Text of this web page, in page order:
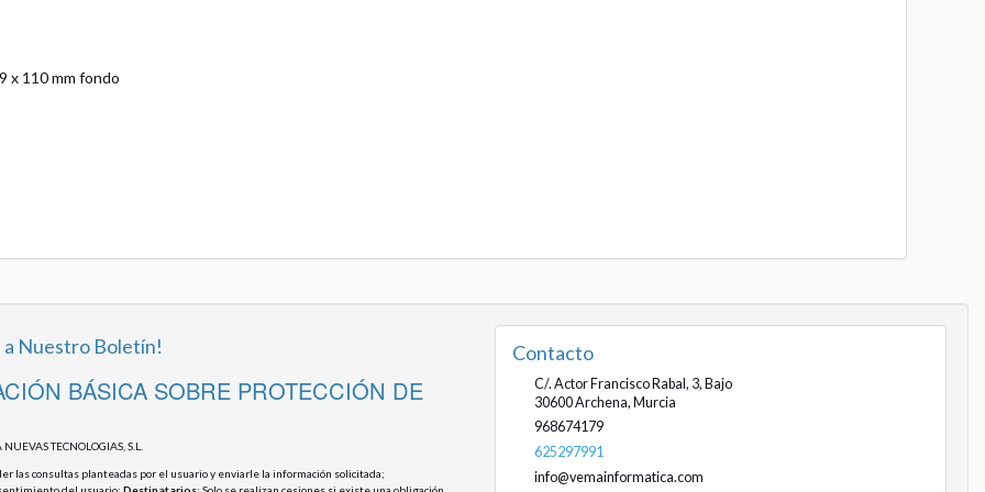
x 110 mm fondo
a Nuestro Boletín!
BÁSICA SOBRE PROTECCIÓN DE
TECNOLOGIAS, S.L.
las consultas planteadas por el usuario y enviarle la información solicitada;
Contacto
C/. Actor Francisco Rabal, 3, Bajo
30600Archena, Murcia
968674179
625297991
info@vemainformatica.com